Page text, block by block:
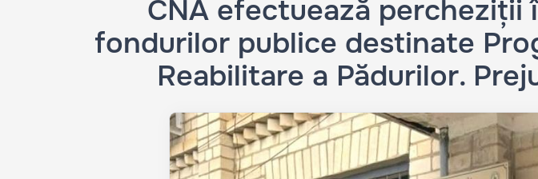
CNA efectuează
fondurilor publice destinate
Reabilitare a Pădurilor.